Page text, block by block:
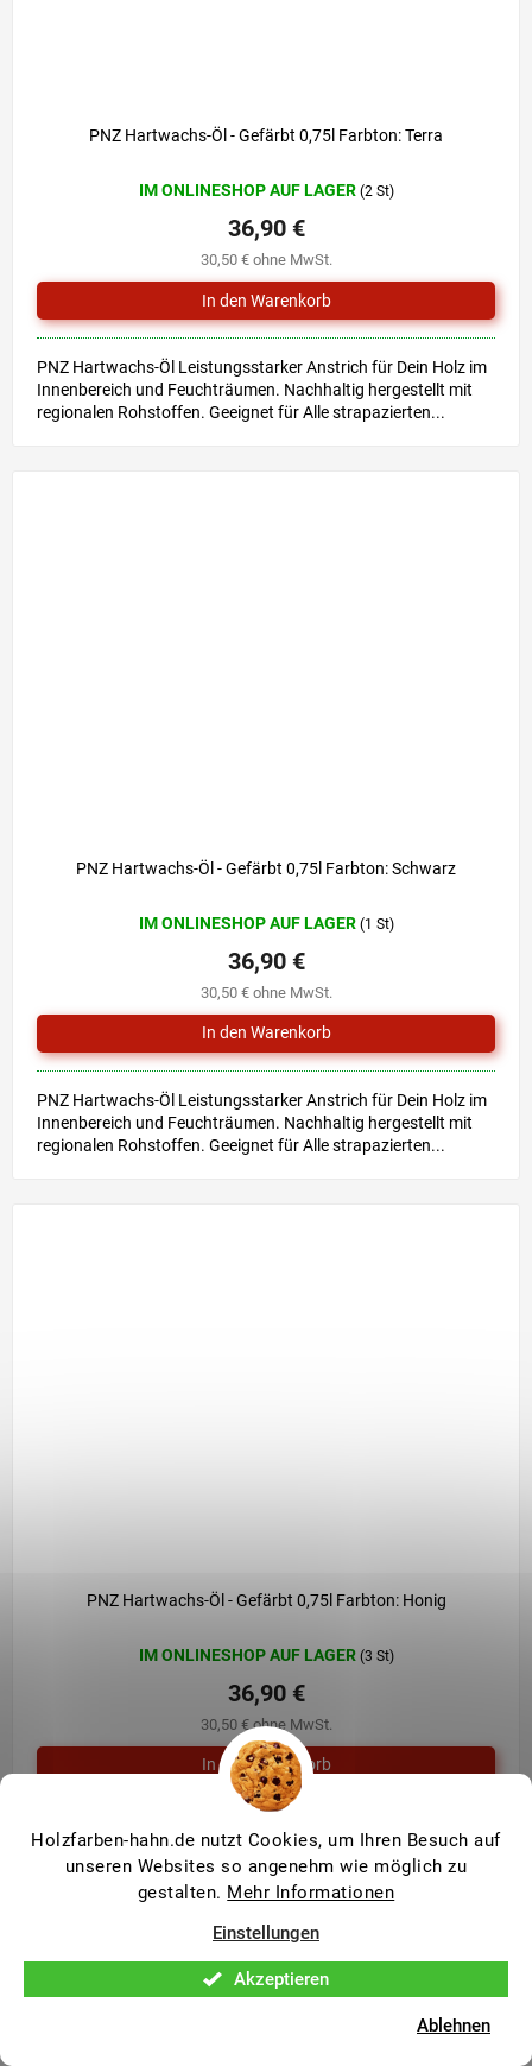
Holzfarben-hahn.de nutzt Cookies, um Ihren Besuch auf
unseren Websites so angenehm wie möglich zu
gestalten. Mehr Informationen
Einstellungen
Ablehnen
Akzeptieren
PNZ Hartwachs-Öl - Gefärbt 0,75l Farbton: Terra
IM ONLINESHOP AUF LAGER (2 St)
30,50 € ohne MwSt.
36,90 €
PNZ Hartwachs-Öl Leistungsstarker Anstrich für Dein Holz im
Innenbereich und Feuchträumen. Nachhaltig hergestellt mit
regionalen Rohstoffen. Geeignet für Alle strapazierten...
PNZ Hartwachs-Öl - Gefärbt 0,75l Farbton: Schwarz
IM ONLINESHOP AUF LAGER (1 St)
30,50 € ohne MwSt.
36,90 €
PNZ Hartwachs-Öl Leistungsstarker Anstrich für Dein Holz im
Innenbereich und Feuchträumen. Nachhaltig hergestellt mit
regionalen Rohstoffen. Geeignet für Alle strapazierten...
PNZ Hartwachs-Öl - Gefärbt 0,75l Farbton: Honig
IM ONLINESHOP AUF LAGER (3 St)
30,50 € ohne MwSt.
36,90 €
PNZ Hartwachs-Öl Leistungsstarker Anstrich für Dein Holz im
Innenbereich und Feuchträumen. Nachhaltig hergestellt mit
regionalen Rohstoffen. Geeignet für Alle strapazierten...